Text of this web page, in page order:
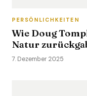
PERSÖNLICHKEITEN
Wie Doug
Natur
7. Dezember 2025